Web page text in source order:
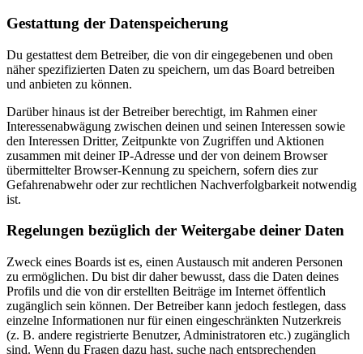
Gestattung der Datenspeicherung
Du gestattest dem Betreiber, die von dir eingegebenen und oben
näher spezifizierten Daten zu speichern, um das Board betreiben
und anbieten zu können.
Darüber hinaus ist der Betreiber berechtigt, im Rahmen einer
Interessenabwägung zwischen deinen und seinen Interessen sowie
den Interessen Dritter, Zeitpunkte von Zugriffen und Aktionen
zusammen mit deiner IP-Adresse und der von deinem Browser
übermittelter Browser-Kennung zu speichern, sofern dies zur
Gefahrenabwehr oder zur rechtlichen Nachverfolgbarkeit notwendig
ist.
Regelungen bezüglich der Weitergabe deiner Daten
Zweck eines Boards ist es, einen Austausch mit anderen Personen
zu ermöglichen. Du bist dir daher bewusst, dass die Daten deines
Profils und die von dir erstellten Beiträge im Internet öffentlich
zugänglich sein können. Der Betreiber kann jedoch festlegen, dass
einzelne Informationen nur für einen eingeschränkten Nutzerkreis
(z. B. andere registrierte Benutzer, Administratoren etc.) zugänglich
sind. Wenn du Fragen dazu hast, suche nach entsprechenden